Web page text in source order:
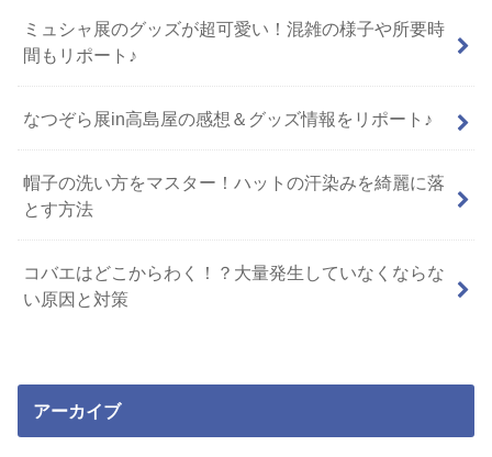
ミュシャ展のグッズが超可愛い！混雑の様子や所要時
間もリポート♪
なつぞら展in高島屋の感想＆グッズ情報をリポート♪
帽子の洗い方をマスター！ハットの汗染みを綺麗に落
とす方法
コバエはどこからわく！？大量発生していなくならな
い原因と対策
アーカイブ